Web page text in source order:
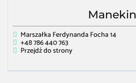
Manekin
Marszałka Ferdynanda Focha 14
+48 786 440 763
Przejdź do strony